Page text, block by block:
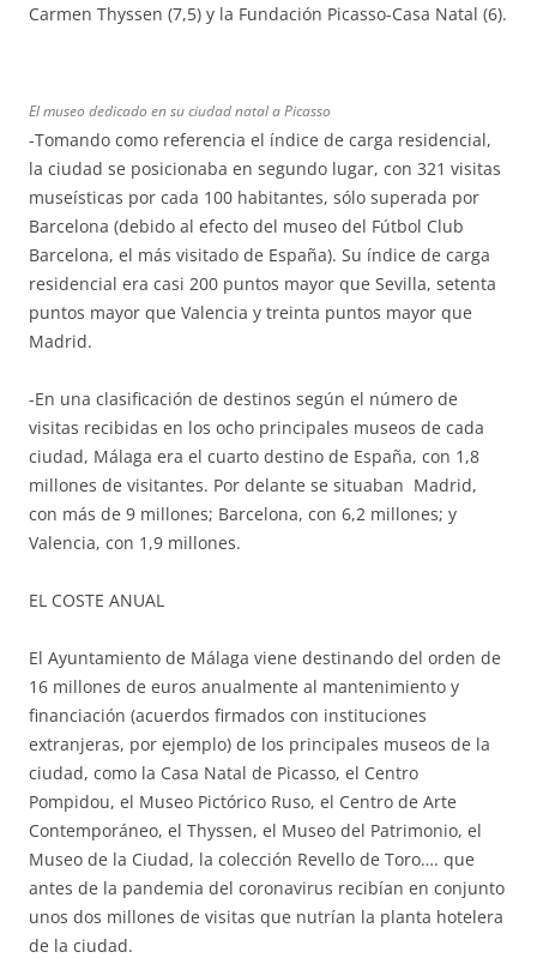
Carmen Thyssen (7,5) y la Fundación Picasso-Casa Natal (6).
El museo dedicado en su ciudad natal a Picasso
-Tomando como referencia el índice de carga residencial,
la ciudad se posicionaba en segundo lugar, con 321 visitas
museísticas por cada 100 habitantes, sólo superada por
Barcelona (debido al efecto del museo del Fútbol Club
Barcelona, el más visitado de España). Su índice de carga
residencial era casi 200 puntos mayor que Sevilla, setenta
puntos mayor que Valencia y treinta puntos mayor que
Madrid.
-En una clasificación de destinos según el número de
visitas recibidas en los ocho principales museos de cada
ciudad, Málaga era el cuarto destino de España, con 1,8
millones de visitantes. Por delante se situaban Madrid,
con más de 9 millones; Barcelona, con 6,2 millones; y
Valencia, con 1,9 millones.
EL COSTE ANUAL
El Ayuntamiento de Málaga viene destinando del orden de
16 millones de euros anualmente al mantenimiento y
financiación (acuerdos firmados con instituciones
extranjeras, por ejemplo) de los principales museos de la
ciudad, como la Casa Natal de Picasso, el Centro
Pompidou, el Museo Pictórico Ruso, el Centro de Arte
Contemporáneo, el Thyssen, el Museo del Patrimonio, el
Museo de la Ciudad, la colección Revello de Toro…. que
antes de la pandemia del coronavirus recibían en conjunto
unos dos millones de visitas que nutrían la planta hotelera
de la ciudad.